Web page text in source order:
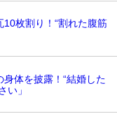
枚割り！“割れた腹筋
身体を披露！“結婚した
い」